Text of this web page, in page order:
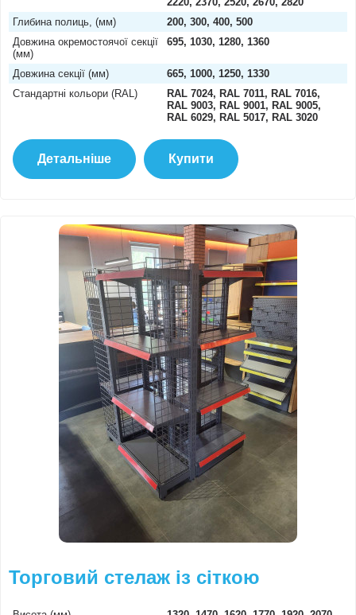
Глибина полиць, (мм)
200, 300, 400, 500
Довжина окремостоячої секції
(мм)
695, 1030, 1280, 1360
Довжина секції (мм)
665, 1000, 1250, 1330
Стандартні кольори (RAL)
RAL 7024, RAL 7011, RAL 7016,
RAL 9003, RAL 9001, RAL 9005,
RAL 6029, RAL 5017, RAL 3020
Детальніше Купити
Торговий стелаж із сіткою